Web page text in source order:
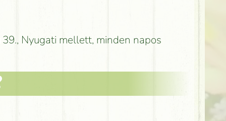
Nyugati mellett, minden napos